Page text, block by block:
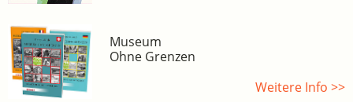
Museum
Ohne Grenzen
Weitere Info >>